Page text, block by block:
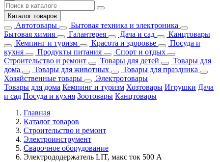
Каталог товаров
Автотовары
Бытовая техника и электроника
Бытовая химия
Галантерея Дача и сад
Канцтовары
Кемпинг и туризм
Красота и здоровье
Посуда и
кухня
Продукты питания
Спорт и отдых
Строительство и ремонт
Товары для детей
Товары для
дома
Товары для животных
Товары для праздника
Хозяйственные товары
Электротовары
Товары для дома Кемпинг и туризм Хозтовары Игрушки Дача
и сад Посуда и кухня Зоотовары Канцтовары
Главная
Каталог товаров
Строительство и ремонт
Электроинструмент
Сварочное оборудование
Электрододержатель LIT, макс ток 500 А